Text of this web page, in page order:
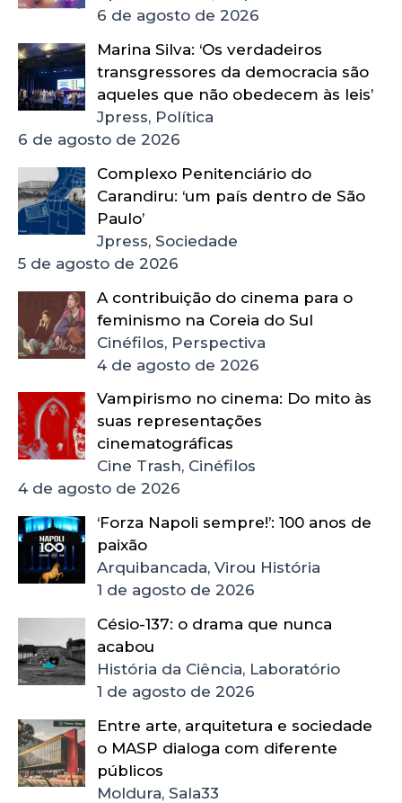
6 de agosto de 2026
Marina Silva: ‘Os verdadeiros
transgressores da democracia são
aqueles que não obedecem às leis’
Jpress, Política
6 de agosto de 2026
Complexo Penitenciário do
Carandiru: ‘um país dentro de São
Paulo’
Jpress, Sociedade
5 de agosto de 2026
A contribuição do cinema para o
feminismo na Coreia do Sul
Cinéfilos, Perspectiva
4 de agosto de 2026
Vampirismo no cinema: Do mito às
suas representações
cinematográficas
Cine Trash, Cinéfilos
4 de agosto de 2026
‘Forza Napoli sempre!’: 100 anos de
paixão
Arquibancada, Virou História
1 de agosto de 2026
Césio-137: o drama que nunca
acabou
História da Ciência, Laboratório
1 de agosto de 2026
Entre arte, arquitetura e sociedade
o MASP dialoga com diferente
públicos
Moldura, Sala33